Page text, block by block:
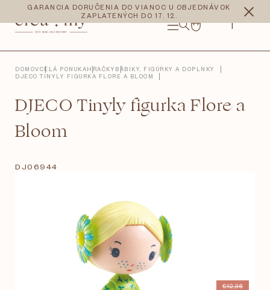
obsah
GARANCIA DORUČENIA DO VIANOC U OBJEDNÁVOK
ZAPLATENÝCH DO 17. 12.
NÁKUPNÝ
CZK EUR
DOMOVCELÁ PONUKAHRAČKY BÁBIKY, FIGÚRKY A DOPLNKY
DJECO TINYLY FIGURKA FLORE A BLOOM
DJECO Tinyly figurka Flore a
Bloom
DJ06944
€12,36